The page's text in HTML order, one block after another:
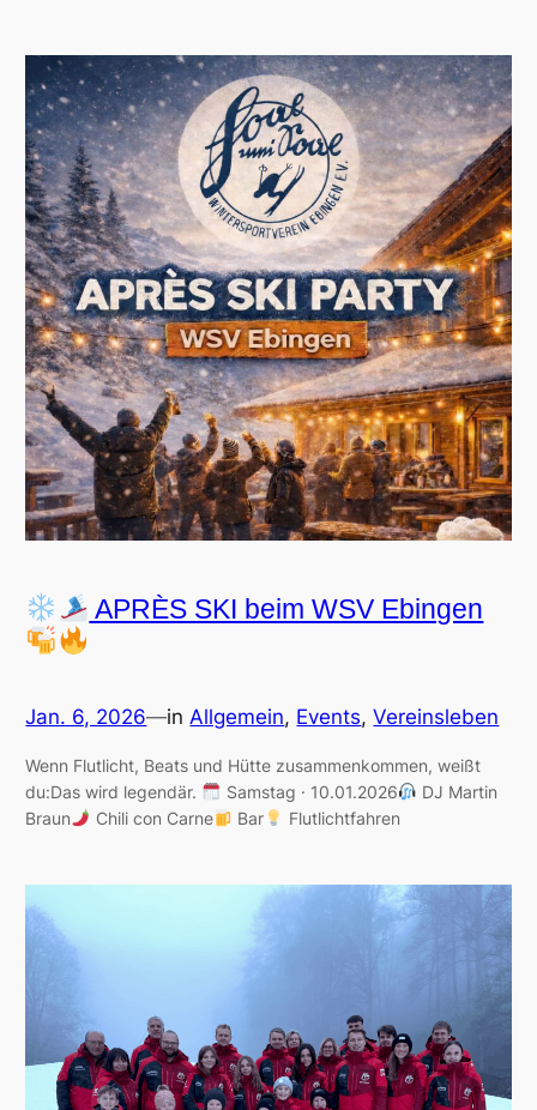
APRÈS SKI beim WSV Ebingen
Jan. 6, 2026—inAllgemein, Events, Vereinsleben
Wenn Flutlicht, Beats und Hütte zusammenkommen, weißt
du:Das wird legendär.
Samstag · 10.01.2026
DJ Martin
Braun
Chili con Carne Bar Flutlichtfahren